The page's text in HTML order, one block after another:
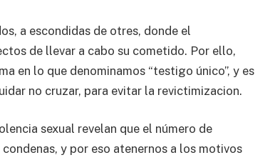
a escondidas de otres, donde el
de llevar a cabo su cometido. Por ello,
en lo que denominamos “testigo único”, y es
no cruzar, para evitar la revictimizacion.
sexual revelan que el número de
y por eso atenernos a los motivos